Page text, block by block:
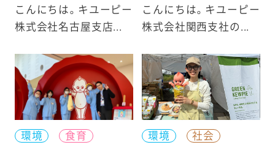
こんにちは。キユーピー
株式会社名古屋支店...
こんにちは。キユーピー
株式会社関西支社の...
環境
食育
環境
社会